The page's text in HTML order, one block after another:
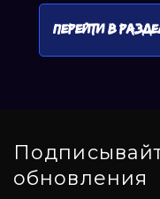
ПЕРЕЙТИ В
обновления